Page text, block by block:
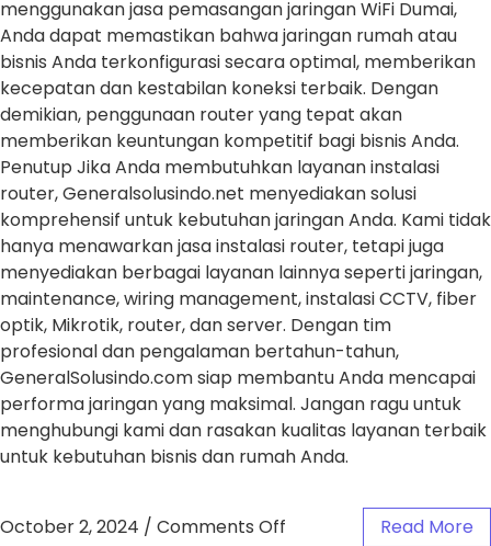
menggunakan jasa pemasangan jaringan WiFi Dumai,
Anda dapat memastikan bahwa jaringan rumah atau
bisnis Anda terkonfigurasi secara optimal, memberikan
kecepatan dan kestabilan koneksi terbaik. Dengan
demikian, penggunaan router yang tepat akan
memberikan keuntungan kompetitif bagi bisnis Anda.
Penutup Jika Anda membutuhkan layanan instalasi
router, Generalsolusindo.net menyediakan solusi
komprehensif untuk kebutuhan jaringan Anda. Kami tidak
hanya menawarkan jasa instalasi router, tetapi juga
menyediakan berbagai layanan lainnya seperti jaringan,
maintenance, wiring management, instalasi CCTV, fiber
optik, Mikrotik, router, dan server. Dengan tim
profesional dan pengalaman bertahun-tahun,
GeneralSolusindo.com siap membantu Anda mencapai
performa jaringan yang maksimal. Jangan ragu untuk
menghubungi kami dan rasakan kualitas layanan terbaik
untuk kebutuhan bisnis dan rumah Anda.
October 2, 2024 / Comments Off Read More